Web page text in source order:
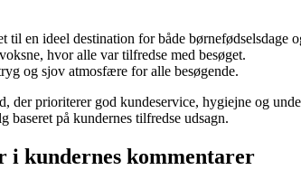
en ideel destination for både børnefødselsdage
hvor alle var tilfredse med besøget.
og sjov atmosfære for alle besøgende.
der prioriterer god kundeservice, hygiejne og
på kundernes tilfredse udsagn.
i kundernes kommentarer